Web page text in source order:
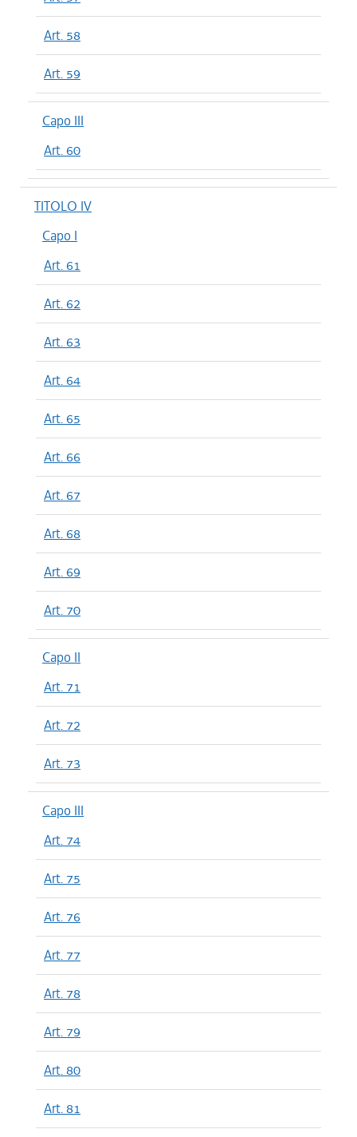
Art. 58
Art. 59
Capo III
Art. 60
TITOLO IV
Capo I
Art. 61
Art. 62
Art. 63
Art. 64
Art. 65
Art. 66
Art. 67
Art. 68
Art. 69
Art. 70
Capo II
Art. 71
Art. 72
Art. 73
Capo III
Art. 74
Art. 75
Art. 76
Art. 77
Art. 78
Art. 79
Art. 80
Art. 81